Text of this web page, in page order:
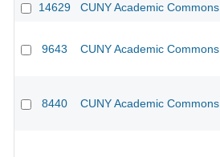
14629 CUNY Academic Commons
9643 CUNY Academic Commons
8440 CUNY Academic Commons